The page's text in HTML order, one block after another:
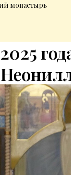
монастырь